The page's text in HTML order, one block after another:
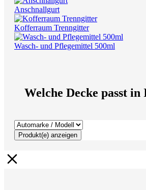
Anschnallgurt
Kofferraum Trenngitter
Wasch- und Pflegemittel 500ml
Welche Decke passt
Produkt(e) anzeigen